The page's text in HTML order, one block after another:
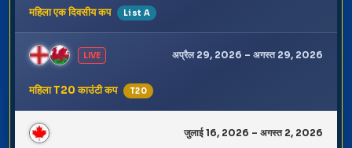
महिला एक दिवसीय कप List A
महिला T20 काउंटी कप T20
अप्रैल 29, 2026 – अगस्त 29, 2026
LIVE
जुलाई 16, 2026 – अगस्त 2, 2026